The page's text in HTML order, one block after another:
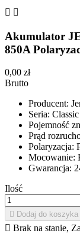
 
Akumulator
850A
0,00 zł
Brutto
Producent:
Seria: Classic
Pojemność
Prąd
Polaryzacja:
Mocowanie:
Gwarancja:
Ilość
 Dodaj do koszyka
 Brak na stanie,